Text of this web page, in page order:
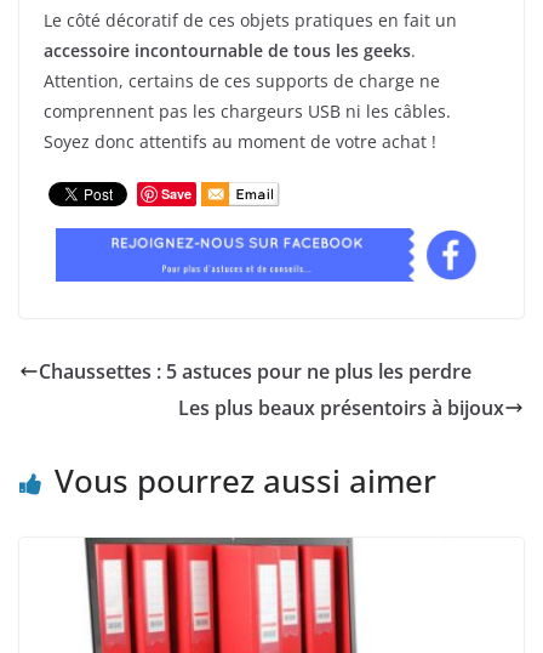
Le côté décoratif de ces objets pratiques en fait un
accessoire incontournable de tous les geeks.
Attention, certains de ces supports de charge ne
comprennent pas les chargeurs USB ni les câbles.
Soyez donc attentifs au moment de votre achat !
Save
Chaussettes : 5 astuces pour ne plus les perdre
Les plus beaux présentoirs à bijoux
Vous pourrez aussi aimer